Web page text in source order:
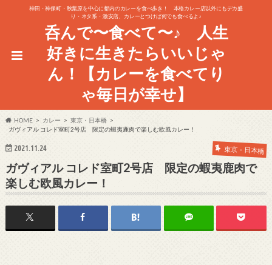
神田・神保町・秋葉原を中心に都内のカレーを食べ歩き！ 本格カレー店以外にもデカ盛
り・ネタ系・激安店、カレーとつけば何でも食べるよ♪
呑んで〜食べて〜♪ 人生
好きに生きたらいいじゃ
ん！【カレーを食べてり
ゃ毎日が幸せ】
HOME カレー
東京・日本橋
ガヴィアル コレド室町2号店 限定の蝦夷鹿肉で楽しむ欧風カレー！
2021.11.24 東京・日本橋
ガヴィアル コレド室町2号店 限定の蝦夷鹿肉で
楽しむ欧風カレー！